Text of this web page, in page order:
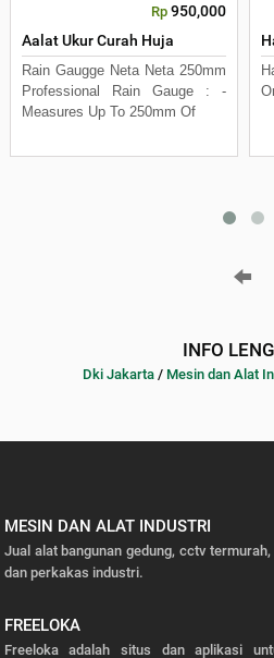
Rp 950,000
Aalat Ukur Curah Huja
Rain Gaugge Neta Neta 250mm
Professional Rain Gauge : -
Measures Up To 250mm Of
INFO
Dki Jakarta/ Mesin dan Alat
MESIN DAN ALAT INDUSTRI
Jual alat bangunan gedung, cctv
dan perkakas industri.
FREELOKA
Freeloka adalah situs dan aplikasi